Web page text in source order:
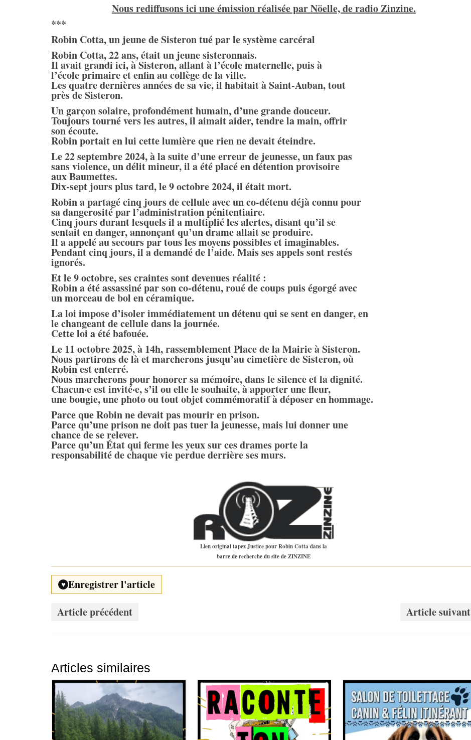
Nous rediffusons ici une émission réalisée par Nöelle, de radio Zinzine.
***
Robin Cotta, un jeune de Sisteron tué par le système carcéral
Robin Cotta, 22 ans, était un jeune sisteronnais.
Il avait grandi ici, à Sisteron, allant à l’école maternelle, puis à
l’école primaire et enfin au collège de la ville.
Les quatre dernières années de sa vie, il habitait à Saint-Auban, tout
près de Sisteron.
Un garçon solaire, profondément humain, d’une grande douceur.
Toujours tourné vers les autres, il aimait aider, tendre la main, offrir
son écoute.
Robin portait en lui cette lumière que rien ne devait éteindre.
Le 22 septembre 2024, à la suite d’une erreur de jeunesse, un faux pas
sans violence, un délit mineur, il a été placé en détention provisoire
aux Baumettes.
Dix-sept jours plus tard, le 9 octobre 2024, il était mort.
Robin a partagé cinq jours de cellule avec un co-détenu déjà connu pour
sa dangerosité par l’administration pénitentiaire.
Cinq jours durant lesquels il a multiplié les alertes, disant qu’il se
sentait en danger, annonçant qu’un drame allait se produire.
Il a appelé au secours par tous les moyens possibles et imaginables.
Pendant cinq jours, il a demandé de l’aide. Mais ses appels sont restés
ignorés.
Et le 9 octobre, ses craintes sont devenues réalité :
Robin a été assassiné par son co-détenu, roué de coups puis égorgé avec
un morceau de bol en céramique.
La loi impose d’isoler immédiatement un détenu qui se sent en danger, en
le changeant de cellule dans la journée.
Cette loi a été bafouée.
Le 11 octobre 2025, à 14h, rassemblement Place de la Mairie à Sisteron.
Nous partirons de là et marcherons jusqu’au cimetière de Sisteron, où
Robin est enterré.
Nous marcherons pour honorer sa mémoire, dans le silence et la dignité.
Chacun·e est invité·e, s’il ou elle le souhaite, à apporter une fleur,
une bougie, une photo ou tout objet commémoratif à déposer en hommage.
Parce que Robin ne devait pas mourir en prison.
Parce qu’une prison ne doit pas tuer la jeunesse, mais lui donner une
chance de se relever.
Parce qu’un État qui ferme les yeux sur ces drames porte la
responsabilité de chaque vie perdue derrière ses murs.
Lien original tapez Justice pour Robin Cotta dans la
barre de recherche du site de ZINZINE
♥ Enregistrer l'article
Article précédent
Article suivant
Articles similaires